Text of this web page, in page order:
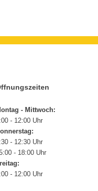
- Mittwoch:
- 12:00 Uhr
- 12:30 Uhr
- 18:00 Uhr
- 12:00 Uhr